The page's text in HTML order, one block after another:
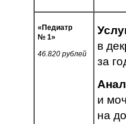
«Педиатр
№ 1»
46.820 рублей
в
за
и
на